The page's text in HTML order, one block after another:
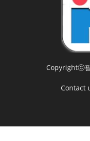
Copyrightⓒ
Contact